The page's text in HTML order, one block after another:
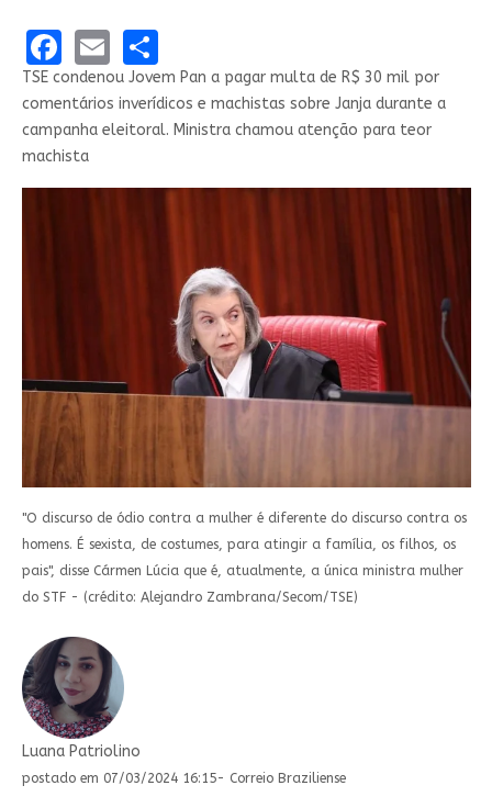
Facebook
EmailShare
TSE condenou Jovem Pan a pagar multa de R$ 30 mil por
comentários inverídicos e machistas sobre Janja durante a
campanha eleitoral. Ministra chamou atenção para teor
machista
"O discurso de ódio contra a mulher é diferente do discurso contra os
homens. É sexista, de costumes, para atingir a família, os filhos, os
pais", disse Cármen Lúcia que é, atualmente, a única ministra mulher
do STF - (crédito: Alejandro Zambrana/Secom/TSE)
Luana Patriolino
postado em 07/03/2024 16:15- Correio Braziliense